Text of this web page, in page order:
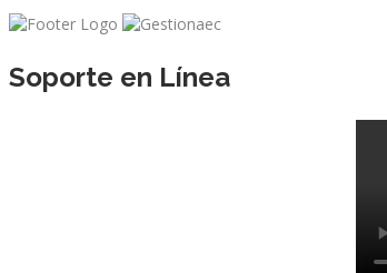
Soporte en Línea